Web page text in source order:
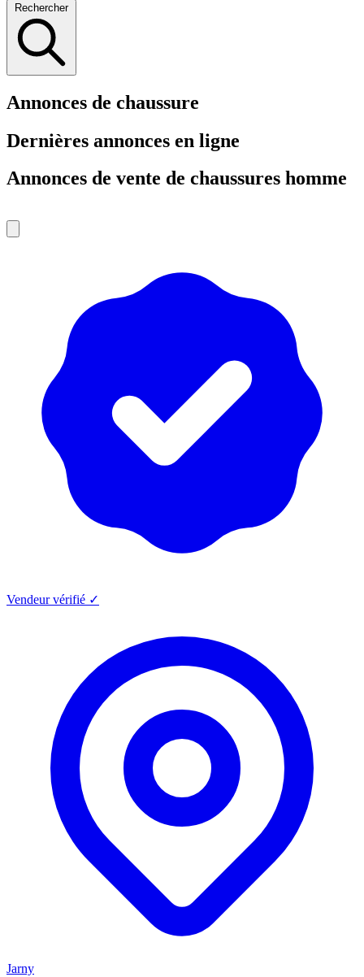
Rechercher
Annonces de chaussure
Dernières annonces en ligne
Annonces de vente de chaussures homme
Vendeur vérifié ✓
Jarny